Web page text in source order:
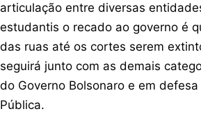
articulação entre diversas
estudantis o recado ao governo é
das ruas até os cortes serem
seguirá junto com as demais
do Governo Bolsonaro e em
Pública.